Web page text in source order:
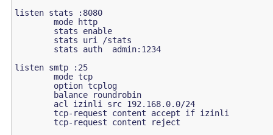
listen stats :8080
        mode http
        stats enable
        stats uri /stats
        stats auth  admin:1234
listen smtp :25
        mode tcp
        option tcplog
        balance roundrobin
        tcp-request content accept if izinli
        tcp-request content reject